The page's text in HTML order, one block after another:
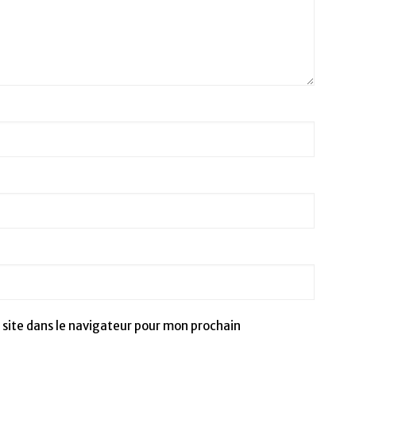
dans le navigateur pour mon prochain